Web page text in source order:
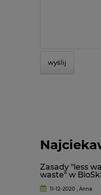
wyślij
Zasady "less
waste" w
11-12-2020 , Anna